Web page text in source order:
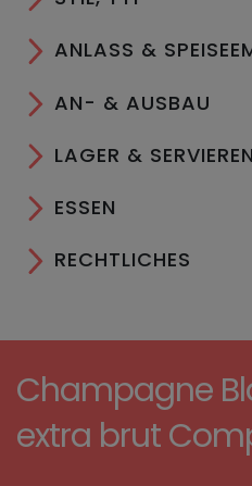
ANLASS &
AN- & AUSBAU
LAGER & SERVIEREN
ESSEN
RECHTLICHES
Champagne
extra brut